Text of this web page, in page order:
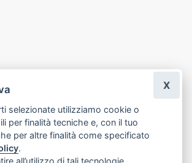
selezionate utilizziamo cookie o
per finalità tecniche e, con il tuo
per altre finalità come specificato
.
all’utilizzo di tali tecnologie
X